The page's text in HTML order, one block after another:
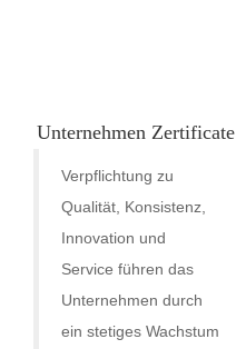
Unternehmen Zertificate
Verpflichtung zu
Qualität, Konsistenz,
Innovation und
Service führen das
Unternehmen durch
ein stetiges Wachstum